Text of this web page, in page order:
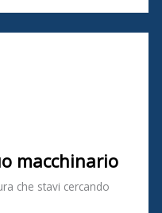
macchinario
che stavi cercando